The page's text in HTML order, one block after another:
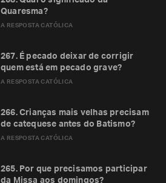
A RESPOSTA CATÓLICA
Quaresma?
A RESPOSTA CATÓLICA
267. É pecado deixar de corrigir
quem está em pecado grave?
A RESPOSTA CATÓLICA
266. Crianças mais velhas precisam
de catequese antes do Batismo?
265. Por que precisamos participar
da Missa aos domingos?